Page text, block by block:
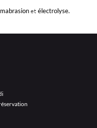
etélectrolyse.